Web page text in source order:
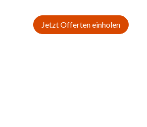
Jetzt Offerten einholen